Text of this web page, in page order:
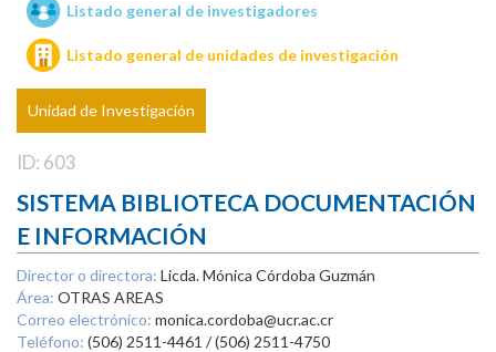
Unidades de investigación
Listado general de investigadores
Listado general de unidades de investigación
Unidad de Investigación
ID: 603
SISTEMA BIBLIOTECA DOCUMENTACIÓN
E INFORMACIÓN
Director o directora: Licda. Mónica Córdoba Guzmán
Área: OTRAS AREAS
Correo electrónico: monica.cordoba@ucr.ac.cr
Teléfono: (506) 2511-4461 / (506) 2511-4750